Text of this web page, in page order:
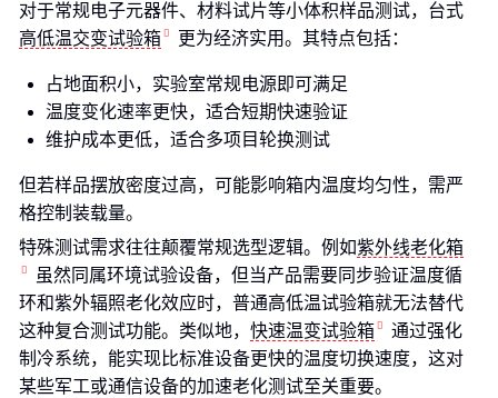
对于常规电子元器件、材料试片等小体积样品测试，台式
高低温交变试验箱
更为经济实用。其特点包括：
占地面积小，实验室常规电源即可满足
温度变化速率更快，适合短期快速验证
维护成本更低，适合多项目轮换测试
但若样品摆放密度过高，可能影响箱内温度均匀性，需严
格控制装载量。
特殊测试需求往往颠覆常规选型逻辑。例如紫外线老化箱
虽然同属环境试验设备，但当产品需要同步验证温度循
环和紫外辐照老化效应时，普通高低温试验箱就无法替代
这种复合测试功能。类似地， 快速温变试验箱
通过强化
制冷系统，能实现比标准设备更快的温度切换速度，这对
某些军工或通信设备的加速老化测试至关重要。